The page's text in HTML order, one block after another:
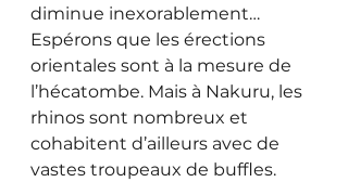
diminue inexorablement…
Espérons que les érections
orientales sont à la mesure de
l’hécatombe. Mais à Nakuru, les
rhinos sont nombreux et
cohabitent d’ailleurs avec de
vastes troupeaux de buffles.